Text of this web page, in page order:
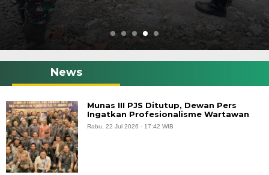
News
Munas III PJS Ditutup, Dewan Pers
Ingatkan Profesionalisme Wartawan
Rabu, 22 Jul 2026 - 17:42 WIB